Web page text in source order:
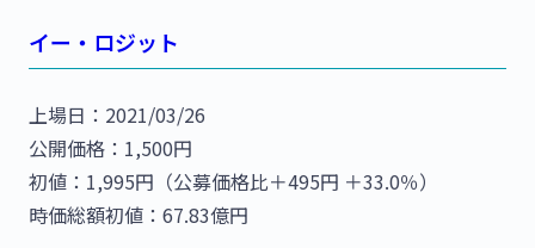
イー・ロジット
上場日：2021/03/26
公開価格：1,500円
初値：1,995円（公募価格比＋495円 ＋33.0％）
時価総額初値：67.83億円